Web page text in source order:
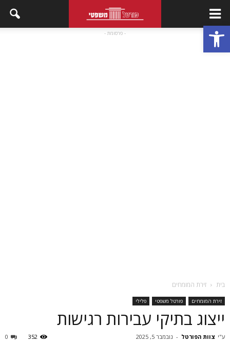
פתח סרגל נגישות - פרסומת -
בית זירת המומחים
זירת המומחים פורטל משפטי פלילי
ייצוג בתיקי עבירות רגישות
ע"י צוות הפורטל - נובמבר 5, 2025 0 352